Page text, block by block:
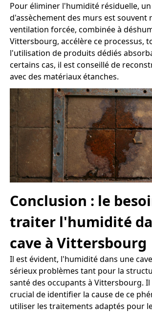
Pour éliminer l'humidité résiduelle,
d'assèchement des murs est souvent
ventilation forcée, combinée à
Vittersbourg, accélère ce processus,
l'utilisation de produits dédiés
certains cas, il est conseillé de
avec des matériaux étanches.
Conclusion : le
traiter l'humidité
cave à Vittersbourg
Il est évident, l'humidité dans une
sérieux problèmes tant pour la
santé des occupants à Vittersbourg. Il
crucial de identifier la cause de ce
utiliser les traitements adaptés pour